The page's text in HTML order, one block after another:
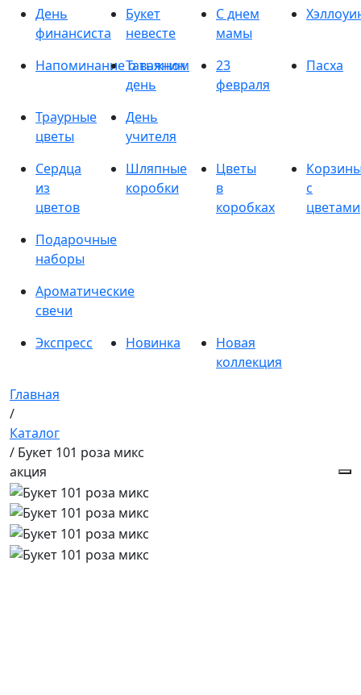
День
финансиста
Букет
невесте
С днем
мамы
Напоминание о важном
Татьянин
день
23
февраля
Пасха
Траурные
цветы
День
учителя
Сердца
из
цветов
Шляпные
коробки
Цветы
в
коробках
с
цветами
Подарочные
наборы
Ароматические
свечи
Экспресс
Новинка
Новая
коллекция
Главная
/
Каталог
/ Букет 101 роза микс
акция